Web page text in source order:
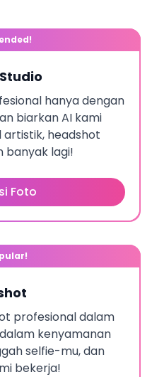
hanya dengan
biarkan AI kami
headshot
banyak lagi!
Foto
profesional dalam
kenyamanan
selfie-mu, dan
bekerja!